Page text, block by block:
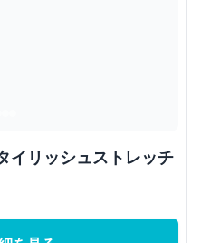
イリッシュストレッチ